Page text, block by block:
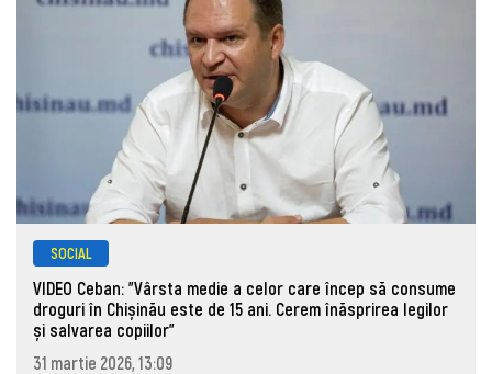
SOCIAL
VIDEO Ceban: "Vârsta medie a celor care încep să consume
droguri în Chișinău este de 15 ani. Cerem înăsprirea legilor
și salvarea copiilor"
31 martie 2026, 13:09